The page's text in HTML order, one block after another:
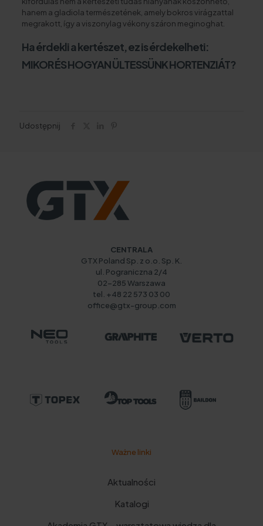
hanem a gladiola természetének, amely bokros virágzattal
megrakott, így a viszonylag vékony száron meginoghat.
Ha érdekli a kertészet, ez is érdekelheti:
MIKOR ÉS HOGYAN ÜLTESSÜNK HORTENZIÁT?
Udostępnij
CENTRALA
GTX Poland Sp. z o.o. Sp. K.
ul. Pograniczna 2/4
02-285 Warszawa
tel. +48 22 573 03 00
office@gtx-group.com
Ważne linki
Aktualności
Katalogi